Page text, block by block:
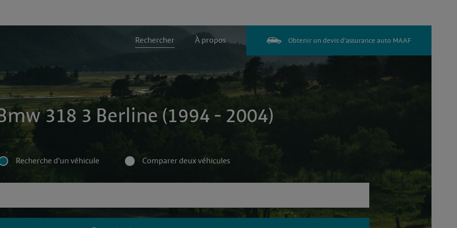
Rechercher À propos Obtenir un devis d'assurance auto MAAF
318 3 Berline (1994 - 2004)
Recherche d'un véhicule Comparer deux véhicules